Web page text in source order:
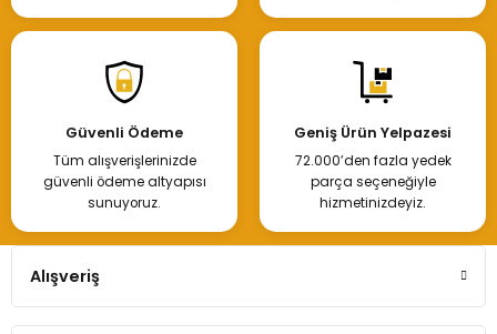
Güvenli Ödeme
Tüm alışverişlerinizde
güvenli ödeme altyapısı
sunuyoruz.
Geniş Ürün Yelpazesi
72.000’den fazla yedek
parça seçeneğiyle
hizmetinizdeyiz.
Alışveriş